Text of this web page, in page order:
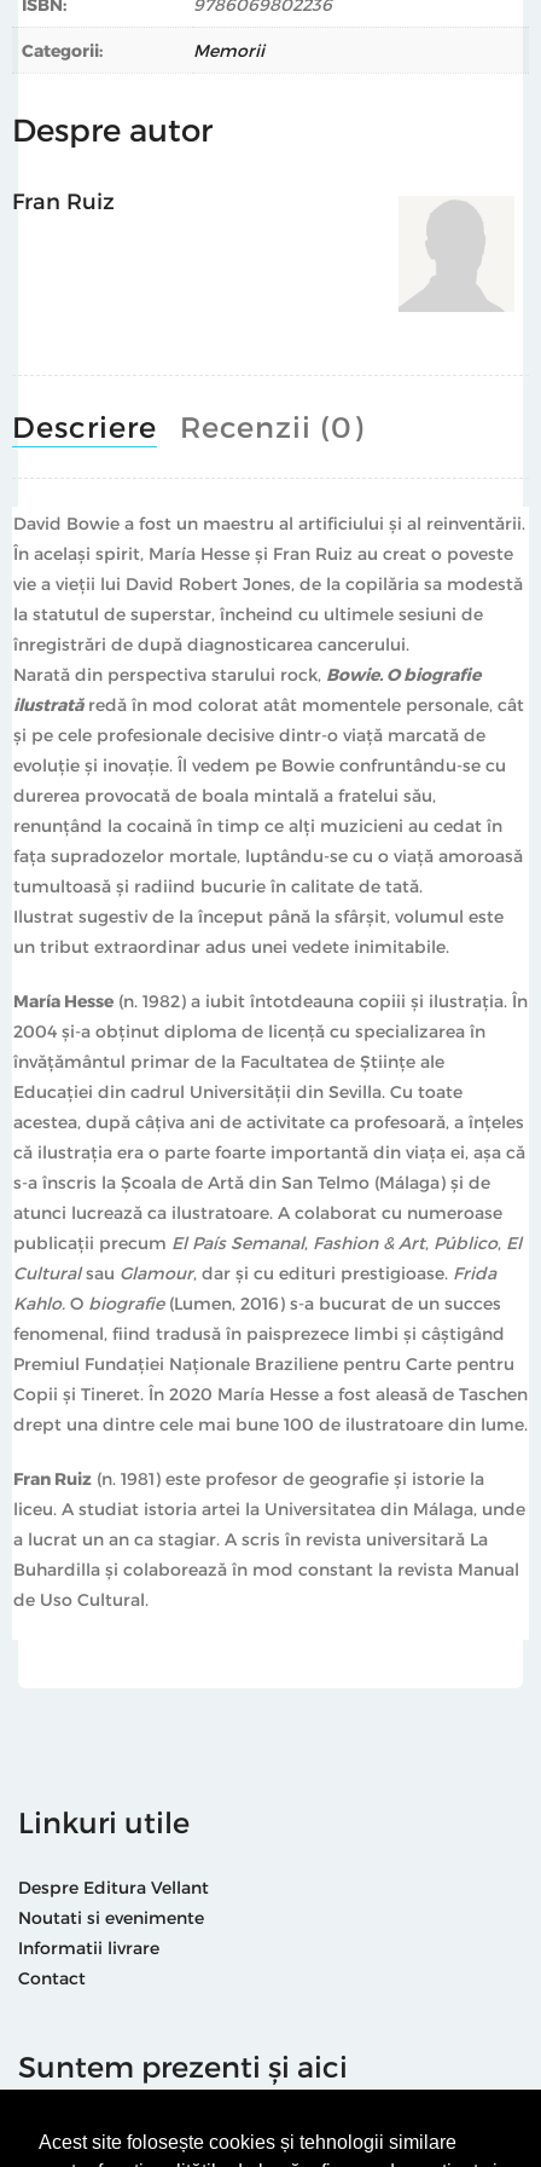
Acest site folosește cookies și tehnologii similare
Fran Ruiz(n. 1981) este profesor de geografie și istorie la
liceu. A studiat istoria artei la Universitatea din Málaga,
universitară La Buhardilla și colaborează în mod
constant la revista Manual de Uso Cultural.
ISBN: 9786069802236
Categorii: Memorii
Despre autor
Fran Ruiz
Descriere Recenzii (0)
David Bowie a fost un maestru al artificiului și al reinventării.
În același spirit, María Hesse și Fran Ruiz au creat o poveste
vie a vieții lui David Robert Jones, de la copilăria sa modestă
la statutul de superstar, încheind cu ultimele sesiuni de
înregistrări de după diagnosticarea cancerului.
Narată din perspectiva starului rock, Bowie. O biografie
ilustratăredă în mod colorat atât momentele personale, cât
și pe cele profesionale decisive dintr-o viață marcată de
evoluție și inovație. Îl vedem pe Bowie confruntându-se cu
durerea provocată de boala mintală a fratelui său,
renunțând la cocaină în timp ce alți muzicieni au cedat în
fața supradozelor mortale, luptându-se cu o viață amoroasă
tumultoasă și radiind bucurie în calitate de tată.
Ilustrat sugestiv de la început până la sfârșit, volumul este
un tribut extraordinar adus unei vedete inimitabile.
María Hesse (n. 1982) a iubit întotdeauna copiii și ilustrația. În
2004 și-a obținut diploma de licență cu specializarea în
învățământul primar de la Facultatea de Științe ale
Educației din cadrul Universității din Sevilla. Cu toate
acestea, după câțiva ani de activitate ca profesoară, a înțeles
că ilustrația era o parte foarte importantă din viața ei, așa că
s-a înscris la Școala de Artă din San Telmo (Málaga) și de
atunci lucrează ca ilustratoare. A colaborat cu numeroase
publicații precum El País Semanal, Fashion & Art, Público, El
Culturalsau Glamour, dar și cu edituri prestigioase. Frida
Kahlo. O biografie(Lumen, 2016) s-a bucurat de un succes
fenomenal, fiind tradusă în paisprezece limbi și câștigând
Premiul Fundației Naționale Braziliene pentru Carte pentru
Copii și Tineret. În 2020 María Hesse a fost aleasă de Taschen
drept una dintre cele mai bune 100 de ilustratoare din lume.
Fran Ruiz (n. 1981) este profesor de geografie și istorie la
liceu. A studiat istoria artei la Universitatea din Málaga, unde
a lucrat un an ca stagiar. A scris în revista universitară La
Buhardilla și colaborează în mod constant la revista Manual
de Uso Cultural.
Linkuri utile
Despre Editura Vellant
Noutati si evenimente
Informatii livrare
Contact
Suntem prezenti și aici